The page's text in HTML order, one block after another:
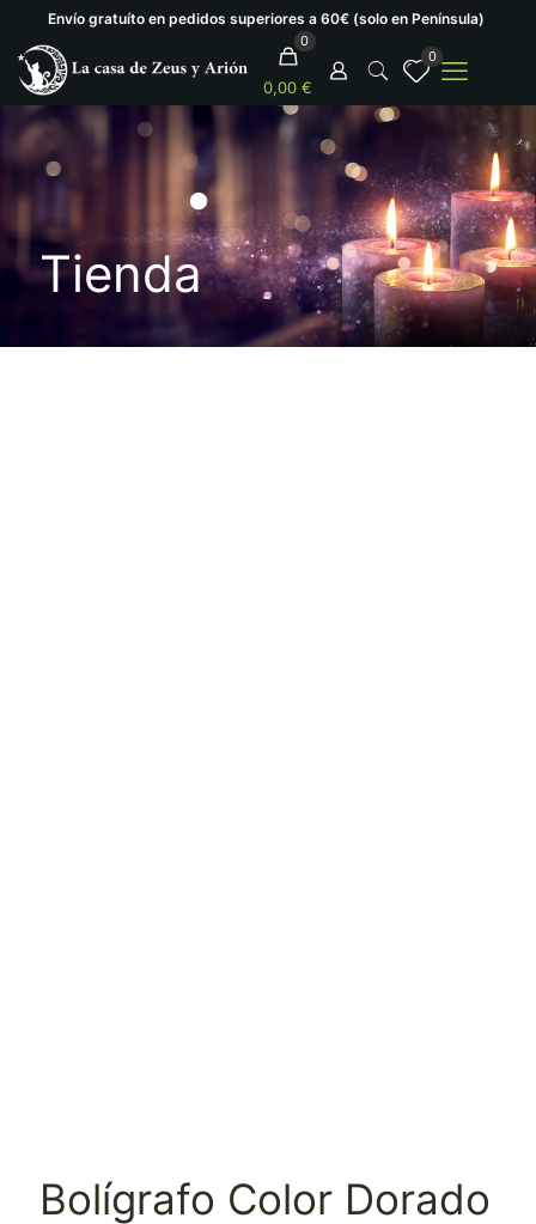
Envío gratuíto en pedidos superiores a 60€ (solo en Península)
0
0,00 €
0
Tienda
Bolígrafo Color Dorado